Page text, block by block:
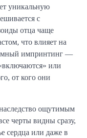
уникальную
с
отца чаще
что влияет на
импринтинг —
или
от кого они
ощутимым
черты видны сразу,
сердца или даже в